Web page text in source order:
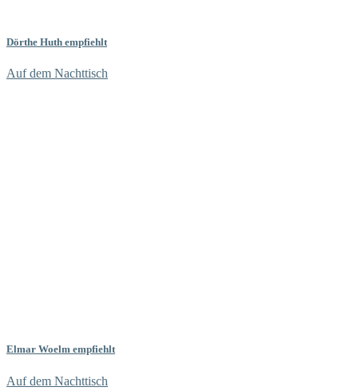
Dörthe Huth empfiehlt
Auf dem Nachttisch
Elmar Woelm empfiehlt
Auf dem Nachttisch